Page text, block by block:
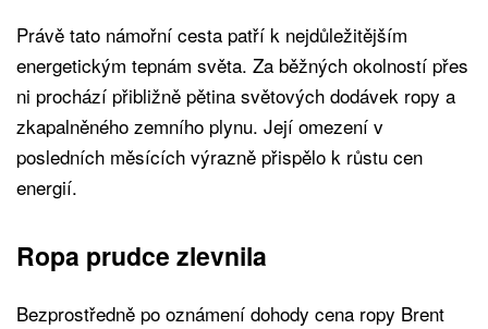
Právě tato námořní cesta patří k nejdůležitějším
energetickým tepnám světa. Za běžných okolností přes
ni prochází přibližně pětina světových dodávek ropy a
zkapalněného zemního plynu. Její omezení v
posledních měsících výrazně přispělo k růstu cen
energií.
Ropa prudce zlevnila
Bezprostředně po oznámení dohody cena ropy Brent